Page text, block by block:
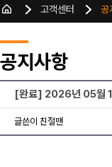
고객센터 공
공지사항
[완료] 2026년 05월
글쓴이 친절맨